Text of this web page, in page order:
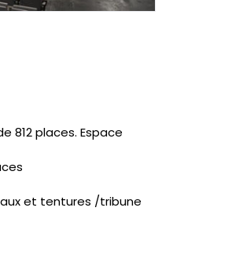
812 places. Espace
et tentures /tribune